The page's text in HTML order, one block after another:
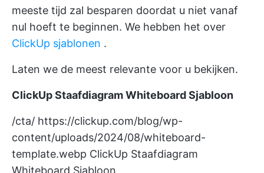
meeste tijd zal besparen doordat u niet vanaf
nul hoeft te beginnen. We hebben het over
ClickUp sjablonen .
Laten we de meest relevante voor u bekijken.
ClickUp Staafdiagram Whiteboard Sjabloon
/cta/ https://clickup.com/blog/wp-
content/uploads/2024/08/whiteboard-
template.webp ClickUp Staafdiagram
Whiteboard Sjabloon